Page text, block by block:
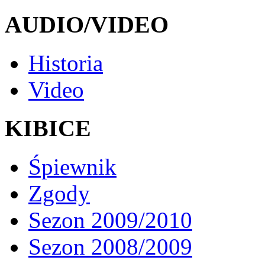
AUDIO/VIDEO
Historia
Video
KIBICE
Śpiewnik
Zgody
Sezon 2009/2010
Sezon 2008/2009